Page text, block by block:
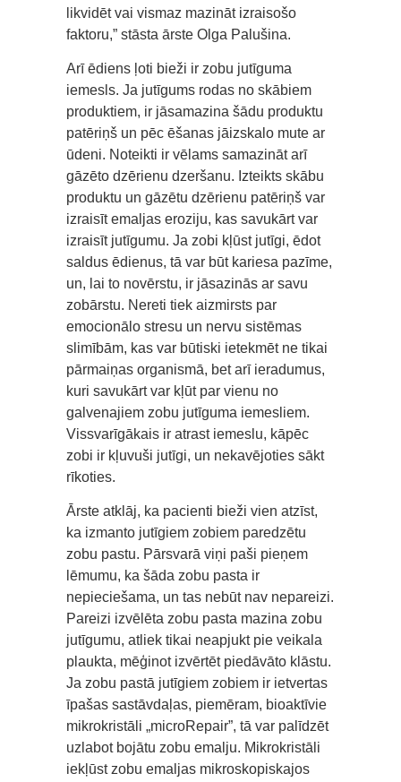
likvidēt vai vismaz mazināt izraisošo
faktoru,” stāsta ārste Olga Palušina.
Arī ēdiens ļoti bieži ir zobu jutīguma
iemesls. Ja jutīgums rodas no skābiem
produktiem, ir jāsamazina šādu produktu
patēriņš un pēc ēšanas jāizskalo mute ar
ūdeni. Noteikti ir vēlams samazināt arī
gāzēto dzērienu dzeršanu. Izteikts skābu
produktu un gāzētu dzērienu patēriņš var
izraisīt emaljas eroziju, kas savukārt var
izraisīt jutīgumu. Ja zobi kļūst jutīgi, ēdot
saldus ēdienus, tā var būt kariesa pazīme,
un, lai to novērstu, ir jāsazinās ar savu
zobārstu. Nereti tiek aizmirsts par
emocionālo stresu un nervu sistēmas
slimībām, kas var būtiski ietekmēt ne tikai
pārmaiņas organismā, bet arī ieradumus,
kuri savukārt var kļūt par vienu no
galvenajiem zobu jutīguma iemesliem.
Vissvarīgākais ir atrast iemeslu, kāpēc
zobi ir kļuvuši jutīgi, un nekavējoties sākt
rīkoties.
Ārste atklāj, ka pacienti bieži vien atzīst,
ka izmanto jutīgiem zobiem paredzētu
zobu pastu. Pārsvarā viņi paši pieņem
lēmumu, ka šāda zobu pasta ir
nepieciešama, un tas nebūt nav nepareizi.
Pareizi izvēlēta zobu pasta mazina zobu
jutīgumu, atliek tikai neapjukt pie veikala
plaukta, mēģinot izvērtēt piedāvāto klāstu.
Ja zobu pastā jutīgiem zobiem ir ietvertas
īpašas sastāvdaļas, piemēram, bioaktīvie
mikrokristāli „microRepair”, tā var palīdzēt
uzlabot bojātu zobu emalju. Mikrokristāli
iekļūst zobu emaljas mikroskopiskajos